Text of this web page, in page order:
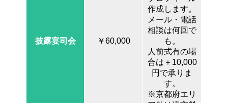
披露宴司会 ￥60,000
作成します。
メール・電話
相談は何回で
も。
人前式有の場
合は＋10,000
円で承りま
す。
※京都府エリ